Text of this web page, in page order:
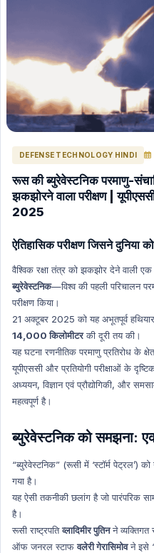
Space (Nasa, Isro etc) Hindi
Space (Nasa, Isro etc) English
The Hindu Editorial in English
INTERNATION RELATIONS HINDI
ENERGY HINDI
ENERGY ENGLISH
GK (General Knowledge) Hindi
GK (General Knowledge) English
International Current Affairs (Hindi)
International Current Affairs
INDIAN ECONOMY ENGLISH
Science & Technology Hindi
Environment and Biodiversity Hindi
Global Index
Global Index Hindi
Government Scheme
NASA
Personality
Personality Hindi
History & Culture
History & Culture Hindi
DEFENSE TECHNOLOGY HINDI
रूस की ब्युरेवेस्टनिक परमाणु-
झकझोरने वाला परीक्षण |
2025
ऐतिहासिक परीक्षण जिसने दुनिया को
वैश्विक रक्षा तंत्र को झकझोर देने वाली
ब्युरेवेस्टनिक—विश्व की पहली परिचालन
परीक्षण किया।
21 अक्टूबर 2025 को यह अभूतपूर्व
14,000 किलोमीटरकी दूरी तय की।
यह घटना रणनीतिक परमाणु प्रतिरोध के
यूपीएससी और प्रतियोगी परीक्षाओं के
अध्ययन, विज्ञान एवं प्रौद्योगिकी, और
महत्वपूर्ण है।
ब्युरेवेस्टनिक को समझना:
“ब्युरेवेस्टनिक” (रूसी में ‘स्टॉर्म पेट्रल’) को
गया है।
यह ऐसी तकनीकी छलांग है जो पारंपरिक
है।
रूसी राष्ट्रपतिव्लादिमीर पुतिनने व्यक्तिगत
ऑफ जनरल स्टाफवलेरी गेरासिमोवने इसे